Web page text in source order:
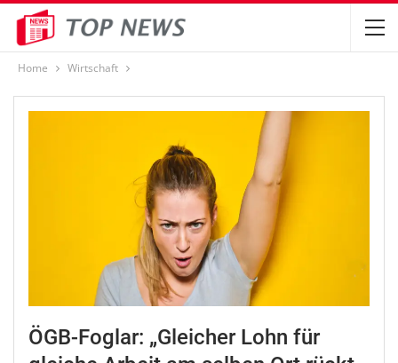
Home Wirtschaft
ÖGB-Foglar: „Gleicher Lohn für